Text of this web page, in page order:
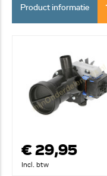
Product informatie
€ 29,95
Incl. btw